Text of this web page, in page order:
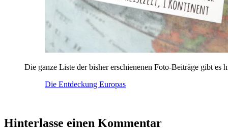
Die ganze Liste der bisher erschienenen Foto-Beiträge gibt es
Die Entdeckung Europas
Hinterlasse einen Kommentar